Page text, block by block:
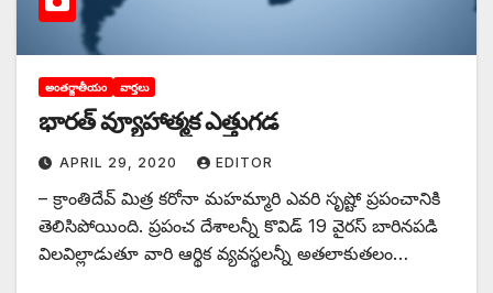
అంతర్జాతీయం వార్తలు
భారత్‌ ‌వ్యూహాత్మక ఎత్తుగడ
APRIL 29, 2020 EDITOR
– క్రాంతిదేవ్‌ ‌మిత్ర కరోనా మహమ్మారి ఎవరి సృష్టో ప్రపంచానికి
తెలిసిపోయింది. ప్రపంచ దేశాలన్నీ కొవిడ్‌ 19 ‌వైరస్‌ ‌బారినపడి
విలవిల్లాడుతూ వారి ఆర్థిక వ్యవస్థలన్నీ అతలాకుతలం…